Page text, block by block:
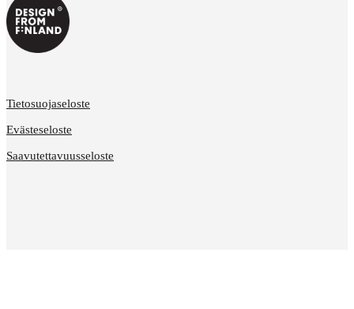
Tietosuojaseloste
Evästeseloste
Saavutettavuusseloste